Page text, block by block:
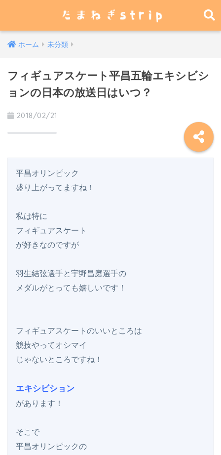
ホーム 未分類
フィギュアスケート平昌五輪エキシビシ
ョンの日本の放送日はいつ？
2018/02/21
平昌オリンピック
盛り上がってますね！
私は特に
フィギュアスケート
が好きなのですが
羽生結弦選手と宇野昌磨選手の
メダルがとっても嬉しいです！
フィギュアスケートのいいところは
競技やってオシマイ
じゃないところですね！
エキシビション
があります！
そこで
平昌オリンピックの